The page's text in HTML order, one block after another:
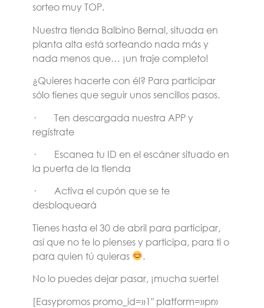
sorteo muy TOP.
Nuestra tienda Balbino Bernal, situada en
planta alta está sorteando nada más y
nada menos que… ¡un traje completo!
¿Quieres hacerte con él? Para participar
sólo tienes que seguir unos sencillos pasos.
· Ten descargada nuestra APP y
regístrate
· Escanea tu ID en el escáner situado en
la puerta de la tienda
· Activa el cupón que se te
desbloqueará
Tienes hasta el 30 de abril para participar,
así que no te lo pienses y participa, para ti o
para quien tú quieras
.
No lo puedes dejar pasar, ¡mucha suerte!
[Easypromos promo_id=»1″ platform=»pr»